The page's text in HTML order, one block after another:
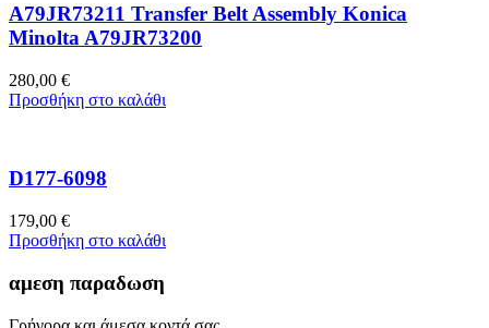
A79JR73211 Transfer Belt Assembly Konica
Minolta A79JR73200
280,00 €
Προσθήκη στο καλάθι
D177-6098
179,00 €
Προσθήκη στο καλάθι
αμεση παραδωση